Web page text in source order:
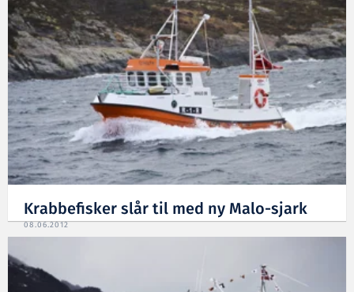
Krabbefisker slår til med ny Malo-sjark
08.06.2012